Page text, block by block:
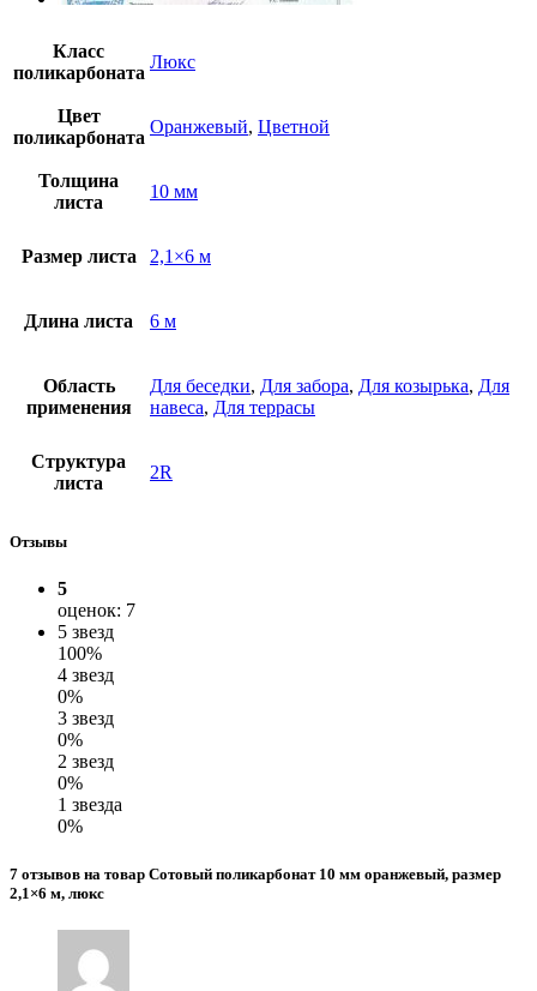
Класс
поликарбоната
Люкс
Цвет
поликарбоната
Оранжевый, Цветной
Толщина
листа
10 мм
Размер листа 2,1×6 м
Длина листа 6 м
Область
применения
Для беседки, Для забора, Для козырька, Для
навеса, Для террасы
Структура
листа
2R
Отзывы
5
оценок: 7
5 звезд
100%
4 звезд
0%
3 звезд
0%
2 звезд
0%
1 звезда
0%
7 отзывов на товар Сотовый поликарбонат 10 мм оранжевый, размер
2,1×6 м, люкс